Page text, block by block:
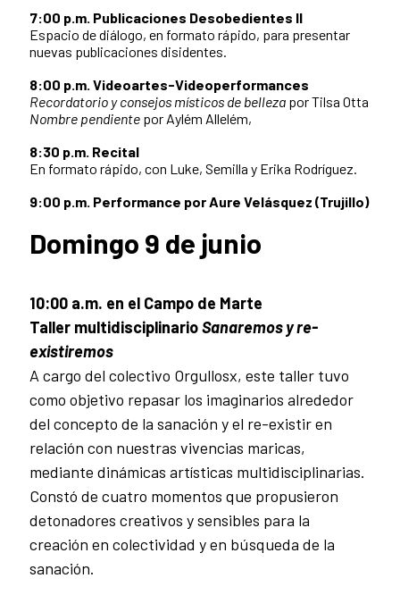
7:00 p.m. Publicaciones Desobedientes II
Espacio de diálogo, en formato rápido, para presentar
nuevas publicaciones disidentes.
8:00 p.m. Videoartes-Videoperformances
Recordatorio y consejos místicos de belleza por Tilsa Otta
Nombre pendiente por Aylém Allelém,
8:30 p.m. Recital
En formato rápido, con Luke, Semilla y Erika Rodríguez.
9:00 p.m. Performance por Aure Velásquez (Trujillo)
Domingo 9 de junio
10:00 a.m. en el Campo de Marte
Taller multidisciplinarioSanaremos y re-
existiremos
A cargo del colectivo Orgullosx, este taller tuvo
como objetivo repasar los imaginarios alrededor
del concepto de la sanación y el re-existir en
relación con nuestras vivencias maricas,
mediante dinámicas artísticas multidisciplinarias.
Constó de cuatro momentos que propusieron
detonadores creativos y sensibles para la
creación en colectividad y en búsqueda de la
sanación.